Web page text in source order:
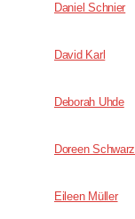
Daniel Schnier
David Karl
Deborah Uhde
Doreen Schwarz
Eileen Müller